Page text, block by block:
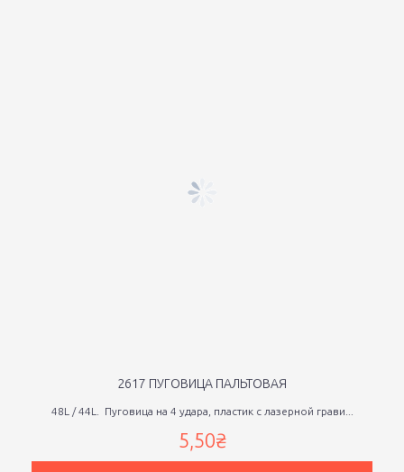
2617 ПУГОВИЦА ПАЛЬТОВАЯ
48L / 44L. Пуговица на 4 удара, пластик с лазерной грави...
5,50₴